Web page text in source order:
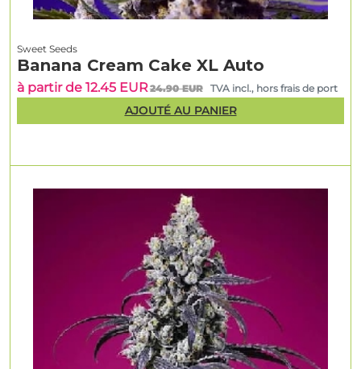
Sweet Seeds
Banana Cream Cake XL Auto
à partir de 12.45 EUR24.90 EUR TVA incl., hors frais de port
AJOUTÉ AU PANIER